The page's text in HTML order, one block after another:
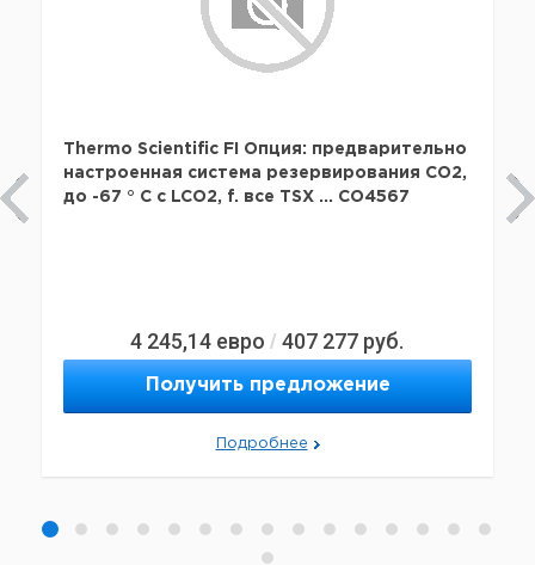
Thermo Scientific FI Опция: предварительно
настроенная система резервирования CO2,
до -67 ° C с LCO2, f. все TSX ... CO4567
4 245,14 евро / 407 277 руб.
Получить предложение
Подробнее